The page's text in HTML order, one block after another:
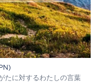
たに対するわたしの言葉